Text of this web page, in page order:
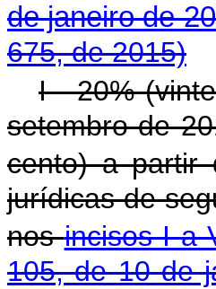
de janeiro de
675, de 2015)
I - 20%
setembro de
cento) a partir
jurídicas de
nosincisos I a
105, de 10 de